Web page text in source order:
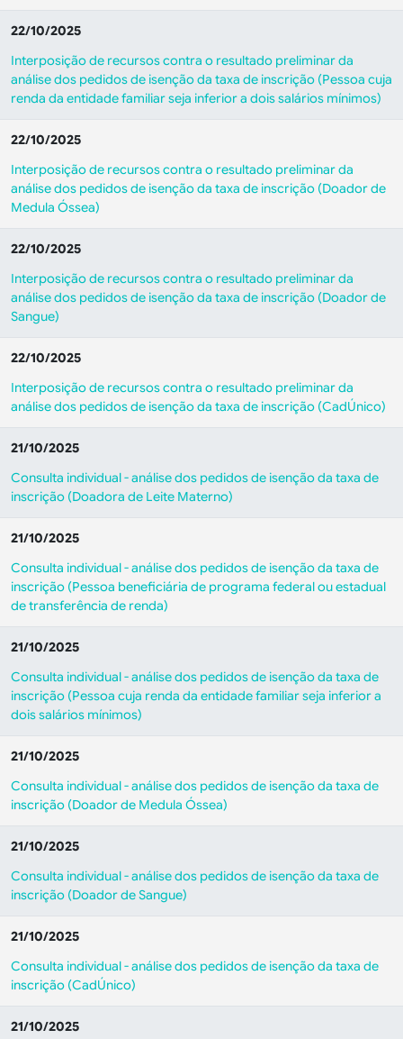
22/10/2025
Interposição de recursos contra o resultado preliminar da
análise dos pedidos de isenção da taxa de inscrição (Pessoa cuja
renda da entidade familiar seja inferior a dois salários mínimos)
22/10/2025
Interposição de recursos contra o resultado preliminar da
análise dos pedidos de isenção da taxa de inscrição (Doador de
Medula Óssea)
22/10/2025
Interposição de recursos contra o resultado preliminar da
análise dos pedidos de isenção da taxa de inscrição (Doador de
Sangue)
22/10/2025
Interposição de recursos contra o resultado preliminar da
análise dos pedidos de isenção da taxa de inscrição (CadÚnico)
21/10/2025
Consulta individual - análise dos pedidos de isenção da taxa de
inscrição (Doadora de Leite Materno)
21/10/2025
Consulta individual - análise dos pedidos de isenção da taxa de
inscrição (Pessoa beneficiária de programa federal ou estadual
de transferência de renda)
21/10/2025
Consulta individual - análise dos pedidos de isenção da taxa de
inscrição (Pessoa cuja renda da entidade familiar seja inferior a
dois salários mínimos)
21/10/2025
Consulta individual - análise dos pedidos de isenção da taxa de
inscrição (Doador de Medula Óssea)
21/10/2025
Consulta individual - análise dos pedidos de isenção da taxa de
inscrição (Doador de Sangue)
21/10/2025
Consulta individual - análise dos pedidos de isenção da taxa de
inscrição (CadÚnico)
21/10/2025